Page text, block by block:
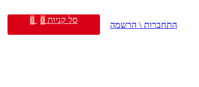
התחברות \ הרשמה סל קניות 0
0